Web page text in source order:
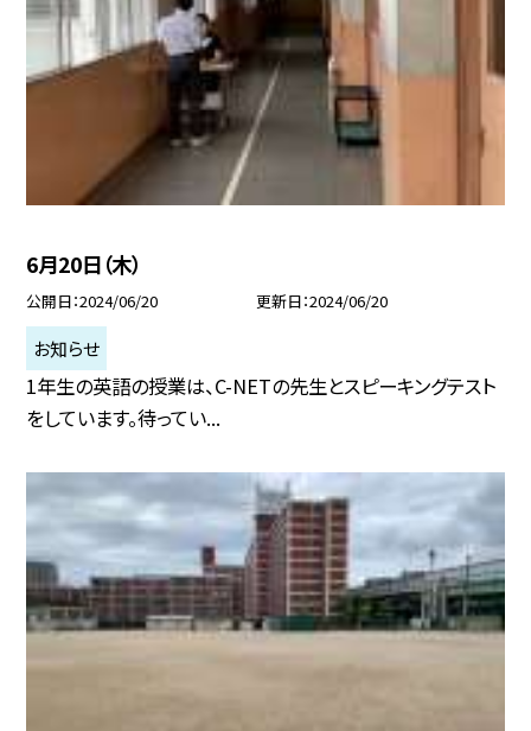
6月20日（木）
公開日 2024/06/20 更新日 2024/06/20
お知らせ
1年生の英語の授業は、C-NETの先生とスピーキングテスト
をしています。待ってい...